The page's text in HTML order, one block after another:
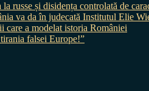
russe și disidența controlată de
va da în judecată Institutul Elie
care a modelat istoria României
falsei Europe!”